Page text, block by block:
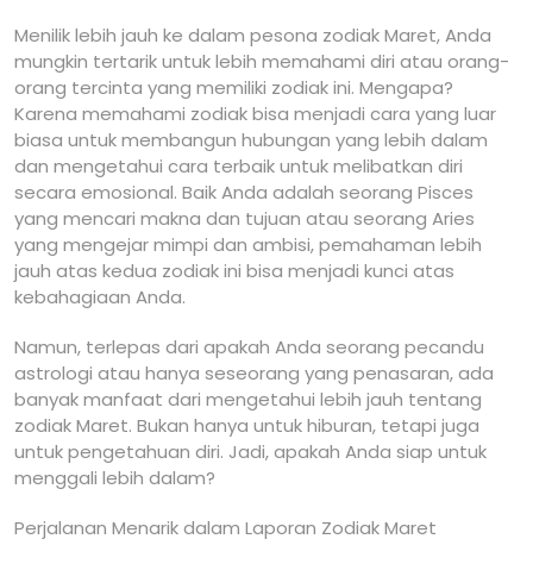
Menilik lebih jauh ke dalam pesona zodiak Maret, Anda
mungkin tertarik untuk lebih memahami diri atau orang-
orang tercinta yang memiliki zodiak ini. Mengapa?
Karena memahami zodiak bisa menjadi cara yang luar
biasa untuk membangun hubungan yang lebih dalam
dan mengetahui cara terbaik untuk melibatkan diri
secara emosional. Baik Anda adalah seorang Pisces
yang mencari makna dan tujuan atau seorang Aries
yang mengejar mimpi dan ambisi, pemahaman lebih
jauh atas kedua zodiak ini bisa menjadi kunci atas
kebahagiaan Anda.
Namun, terlepas dari apakah Anda seorang pecandu
astrologi atau hanya seseorang yang penasaran, ada
banyak manfaat dari mengetahui lebih jauh tentang
zodiak Maret. Bukan hanya untuk hiburan, tetapi juga
untuk pengetahuan diri. Jadi, apakah Anda siap untuk
menggali lebih dalam?
Perjalanan Menarik dalam Laporan Zodiak Maret